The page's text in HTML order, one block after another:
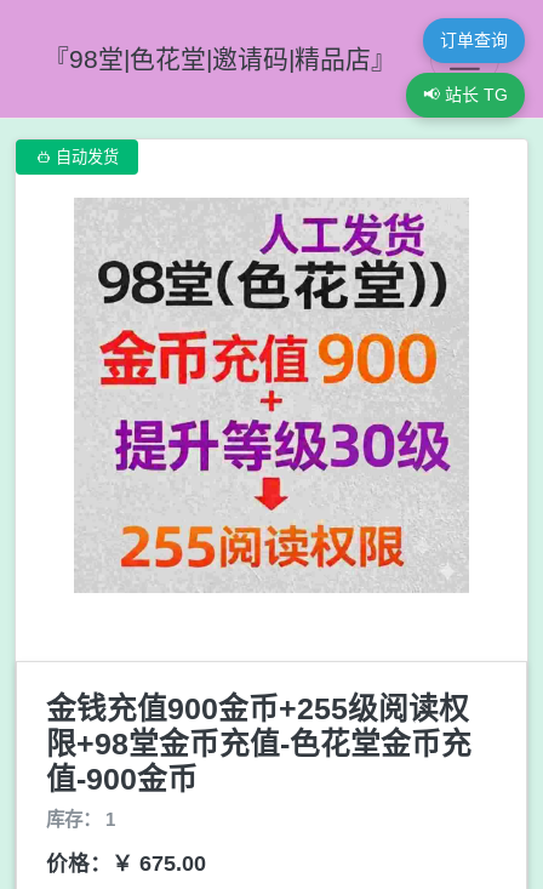
『98堂|色花堂|邀请码|精品店』
订单查询
📢 站长 TG
 自动发货
金钱充值900金币+255级阅读权
限+98堂金币充值-色花堂金币充
值-900金币
库存： 1
价格：￥ 675.00